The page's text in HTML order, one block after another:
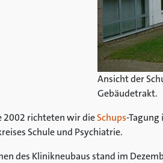
Ansicht der
Gebäudetrakt.
2002 richteten wir dieSchups-Tagung
Schule und Psychiatrie.
des Klinikneubaus stand im